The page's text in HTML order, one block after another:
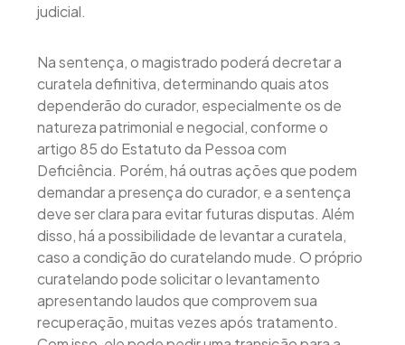
judicial.
Na sentença, o magistrado poderá decretar a
curatela definitiva, determinando quais atos
dependerão do curador, especialmente os de
natureza patrimonial e negocial, conforme o
artigo 85 do Estatuto da Pessoa com
Deficiência. Porém, há outras ações que podem
demandar a presença do curador, e a sentença
deve ser clara para evitar futuras disputas. Além
disso, há a possibilidade de levantar a curatela,
caso a condição do curatelando mude. O próprio
curatelando pode solicitar o levantamento
apresentando laudos que comprovem sua
recuperação, muitas vezes após tratamento.